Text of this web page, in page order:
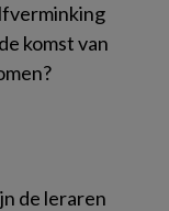
komst van
de leraren